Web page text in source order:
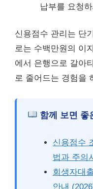
납부를 요청
신용점수 관리는 단
로는 수백만원의 이
에서 은행으로 갈아
로 줄어드는 경험을
함께 보면 좋
신용점수
법과 주의
회생자대
안내